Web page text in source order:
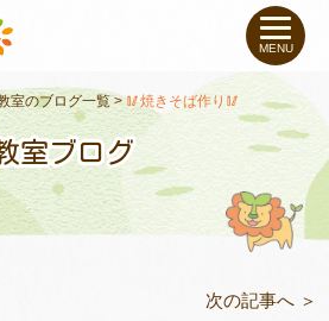
さま（０〜６才）
生のお子さま
MENU
室のブログ一覧>🥢焼きそば作り🥢
室ブログ
次の記事へ ＞